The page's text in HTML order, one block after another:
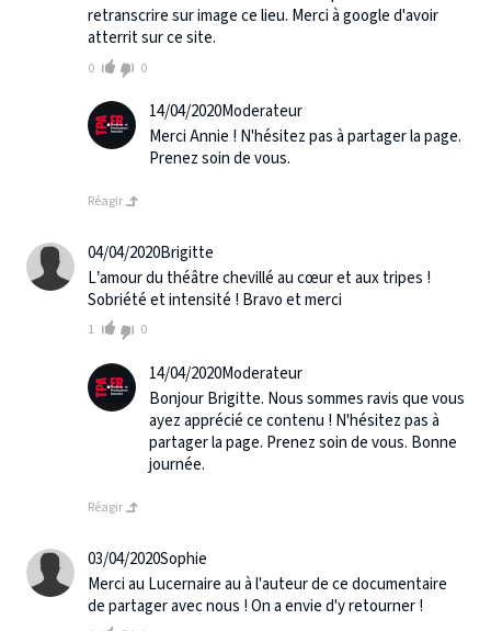
retranscrire sur image ce lieu. Merci à google d'avoir
atterrit sur ce site.
0 0
14/04/2020Moderateur
Merci Annie ! N'hésitez pas à partager la page.
Prenez soin de vous.
Réagir
04/04/2020Brigitte
L’amour du théâtre chevillé au cœur et aux tripes !
Sobriété et intensité ! Bravo et merci
1 0
14/04/2020Moderateur
Bonjour Brigitte. Nous sommes ravis que vous
ayez apprécié ce contenu ! N'hésitez pas à
partager la page. Prenez soin de vous. Bonne
journée.
Réagir
03/04/2020Sophie
Merci au Lucernaire au à l'auteur de ce documentaire
de partager avec nous ! On a envie d'y retourner !